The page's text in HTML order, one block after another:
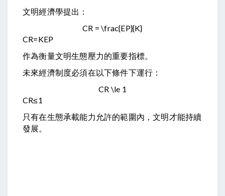
文明經濟學提出：
CR = \frac{EP}{K}
CR=KEP
作為衡量文明生態壓力的重要指標。
未來經濟制度必須在以下條件下運行：
CR \le 1
CR≤1
只有在生態承載能力允許的範圍內，文明才能持續
發展。